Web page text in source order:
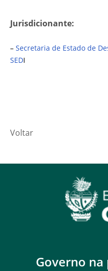
Jurisdicionante:
– Secretaria de Estado de
SEDI
Voltar
Governo